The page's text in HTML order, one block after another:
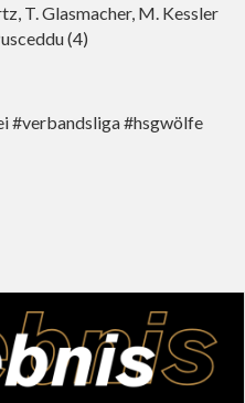
T. Glasmacher, M. Kessler
(4)
#verbandsliga #hsgwölfe